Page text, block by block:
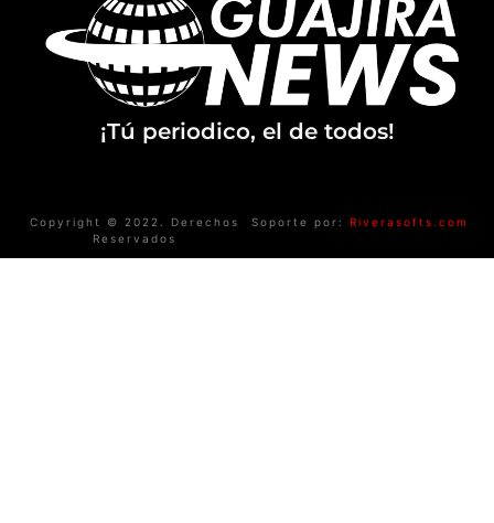
¡Tú periodico, el de todos!
Copyright © 2022. Derechos
Reservados
Soporte por: Riverasofts.com